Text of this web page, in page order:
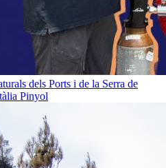
dels Ports i de la Serra de
Pinyol